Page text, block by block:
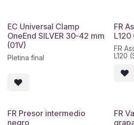
EC Universal Clamp
OneEnd SILVER 30-42 mm
(01V)
Pletina final
FR
L120
FR
L120
FR Presor intermedio
negro
FR